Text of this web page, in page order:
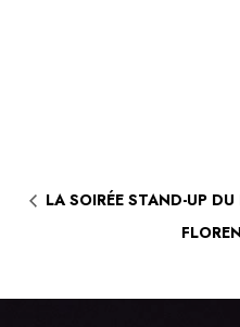
LA SOIRÉE STAND-UP